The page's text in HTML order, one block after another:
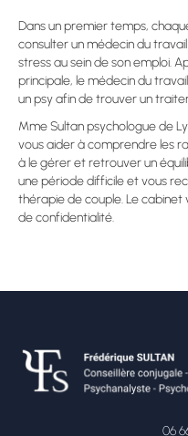
Dans un premier temps,
consulter un médecin du
stress au sein de son emploi.
principale, le médecin du
un psy afin de trouver un
Mme Sultan psychologue de
vous aider à comprendre les
à le gérer et retrouver un
une période difficile et vous
thérapie de couple. Le cabinet
de confidentialité.
06